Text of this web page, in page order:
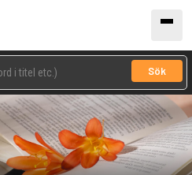
Sök